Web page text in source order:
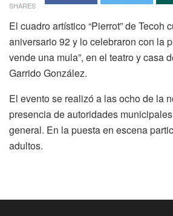
SHARES
El cuadro artístico “Pierrot” de Tecoh
aniversario 92 y lo celebraron con la
vende una mula”, en el teatro y casa
Garrido González.
El evento se realizó a las ocho de la
presencia de autoridades
general. En la puesta en escena
adultos.